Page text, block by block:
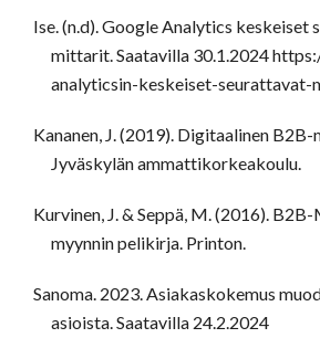
Ise. (n.d). Google Analytics keskeiset
mittarit. Saatavilla 30.1.2024
analyticsin-keskeiset-
Kananen, J. (2019). Digitaalinen
Jyväskylän ammattikorkeakoulu.
Kurvinen, J. & Seppä, M. (2016).
myynnin pelikirja. Printon.
Sanoma. 2023. Asiakaskokemus
asioista. Saatavilla 24.2.2024